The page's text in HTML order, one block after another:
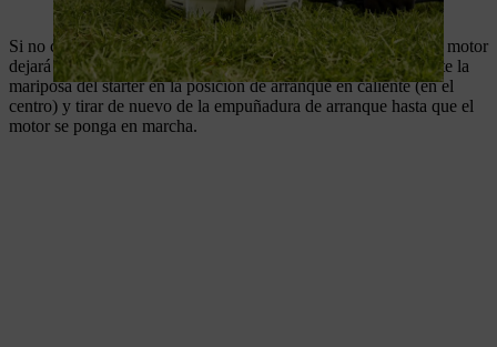
Si no consigues acelerar durante los primeros 5-7 segundos, el motor
dejará de funcionar. En este caso, deberás colocar manualmente la
mariposa del starter en la posición de arranque en caliente (en el
centro) y tirar de nuevo de la empuñadura de arranque hasta que el
motor se ponga en marcha.